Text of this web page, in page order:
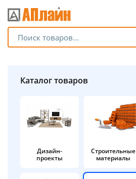
Каталог товаров
Дизайн-
проекты
Строительные
материалы
Разбейте
без переплат
График платежей